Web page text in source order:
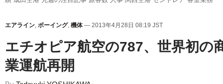
ライヤー
訪日客 キャンペーン 羽田空港 A350 XWB ピーチ・アビエーシ
航空 航空貨物
エアライン, ボーイング, 機体— 2013年4月28日 08:19 JST
エチオピア航空の787、世界初の
業運航再開